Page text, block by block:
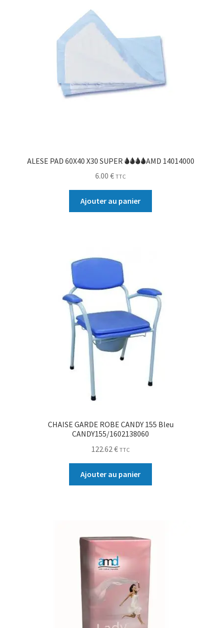
ALESE PAD 60X40 X30 SUPER 🌢🌢🌢🌢AMD 14014000
6.00 € TTC
Ajouter au panier
CHAISE GARDE ROBE CANDY 155 Bleu
CANDY155/1602138060
122.62 € TTC
Ajouter au panier